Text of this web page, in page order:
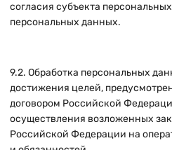
согласия субъекта
персональных данных.
9.2. Обработка персональных
достижения целей,
договором Российской
осуществления возложенных
Российской Федерации на